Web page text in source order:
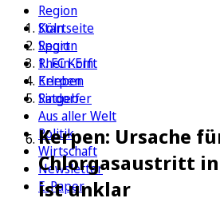
Region
Köln
Sport
1. FC Köln
Erleben
Ratgeber
Aus aller Welt
Politik
Wirtschaft
Newsletter
E-Paper
Startseite
Region
Rhein-Erft
Kerpen
Sindorf
Kerpen: Ursache
Chlorgasaustritt
ist unklar